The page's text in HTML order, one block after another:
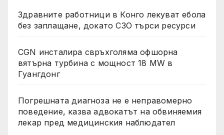
Здравните работници в Конго лекуват ебола
без заплащане, докато СЗО търси ресурси
CGN инсталира свръхголяма офшорна
вятърна турбина с мощност 18 MW в
Гуангдонг
Погрешната диагноза не е неправомерно
поведение, казва адвокатът на обвиняемия
лекар пред медицинския наблюдател